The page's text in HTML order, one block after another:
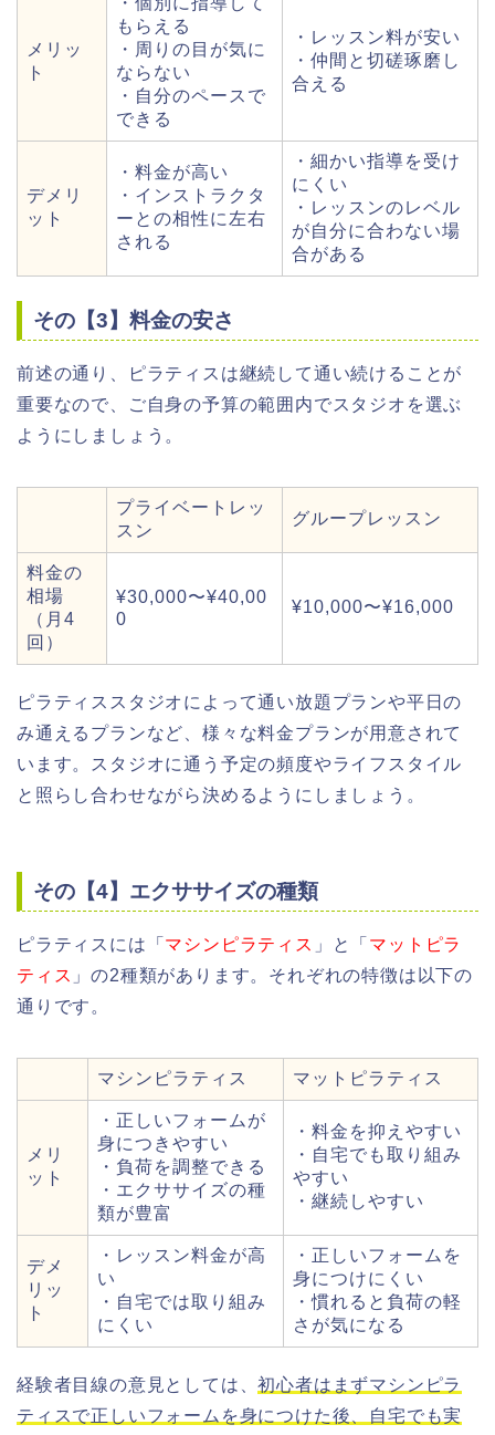
メリッ
ト
もらえる
・周りの目が気に
ならない
・自分のペースで
できる
・レッスン料が安い
・仲間と切磋琢磨し
合える
デメリ
ット
・料金が高い
・インストラクタ
ーとの相性に左右
される
・細かい指導を受け
にくい
・レッスンのレベル
が自分に合わない場
合がある
その【3】料金の安さ
前述の通り、ピラティスは継続して通い続けることが
重要なので、ご自身の予算の範囲内でスタジオを選ぶ
ようにしましょう。
プライベートレッ
スン
グループレッスン
料金の
相場
（月4
回）
¥30,000〜¥40,00
0
¥10,000〜¥16,000
ピラティススタジオによって通い放題プランや平日の
み通えるプランなど、様々な料金プランが用意されて
います。スタジオに通う予定の頻度やライフスタイル
と照らし合わせながら決めるようにしましょう。
その【4】エクササイズの種類
ピラティスには「 マシンピラティス 」と「 マットピラ
ティス 」の2種類があります。それぞれの特徴は以下の
通りです。
マシンピラティス マットピラティス
メリ
ット
・正しいフォームが
身につきやすい
・負荷を調整できる
・エクササイズの種
類が豊富
・料金を抑えやすい
・自宅でも取り組み
やすい
・継続しやすい
デメ
リッ
ト
・レッスン料金が高
い
・自宅では取り組み
にくい
・正しいフォームを
身につけにくい
・慣れると負荷の軽
さが気になる
経験者目線の意見としては、初心者はまずマシンピラ
ティスで正しいフォームを身につけた後、自宅でも実